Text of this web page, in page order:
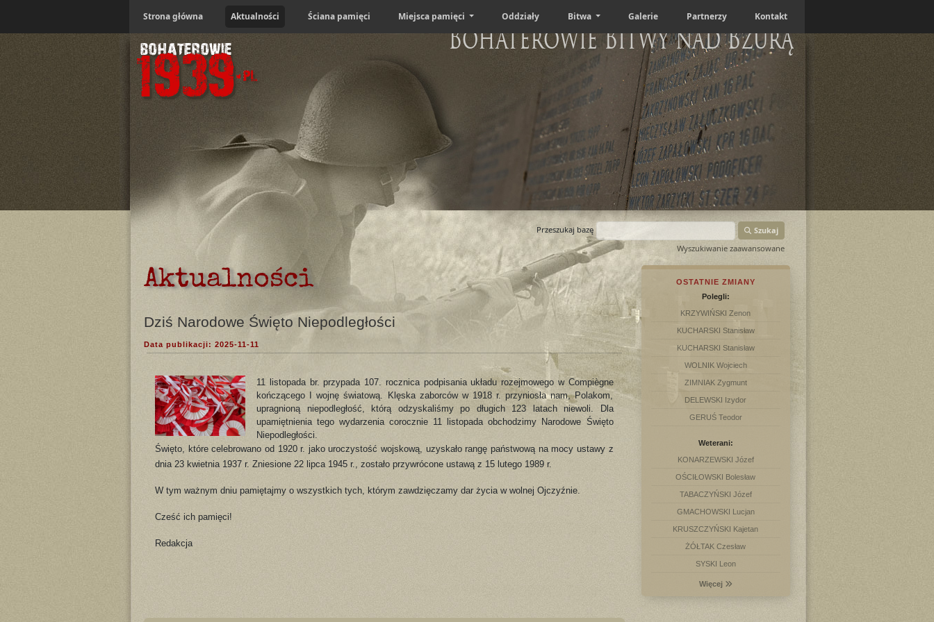
Strona główna Aktualności Ściana pamięci Miejsca pamięci Oddziały Bitwa Galerie Partnerzy Kontakt
Bohaterowie Bitwy nad Bzurą
Przeszukaj bazę
Szukaj
Wyszukiwanie zaawansowane
Aktualności
Dziś Narodowe Święto Niepodległości
Data publikacji: 2025-11-11
11 listopada br. przypada 107. rocznica podpisania układu rozejmowego w Compiègne
kończącego I wojnę światową. Klęska zaborców w 1918 r. przyniosła nam, Polakom,
upragnioną niepodległość, którą odzyskaliśmy po długich 123 latach niewoli. Dla
upamiętnienia tego wydarzenia corocznie 11 listopada obchodzimy Narodowe Święto
Niepodległości.
Święto, które celebrowano od 1920 r. jako uroczystość wojskową, uzyskało rangę państwową na mocy ustawy z
dnia 23 kwietnia 1937 r. Zniesione 22 lipca 1945 r., zostało przywrócone ustawą z 15 lutego 1989 r.
W tym ważnym dniu pamiętajmy o wszystkich tych, którym zawdzięczamy dar życia w wolnej Ojczyźnie.
Cześć ich pamięci!
Redakcja
OSTATNIE ZMIANY
Polegli:
KRZYWIŃSKI Zenon
KUCHARSKI Stanisław
KUCHARSKI Stanisław
WOLNIK Wojciech
ZIMNIAK Zygmunt
DELEWSKI Izydor
GERUŚ Teodor
Weterani:
KONARZEWSKI Józef
OŚCIŁOWSKI Bolesław
TABACZYŃSKI Józef
GMACHOWSKI Lucjan
KRUSZCZYŃSKI Kajetan
ŻÓŁTAK Czesław
SYSKI Leon
Więcej